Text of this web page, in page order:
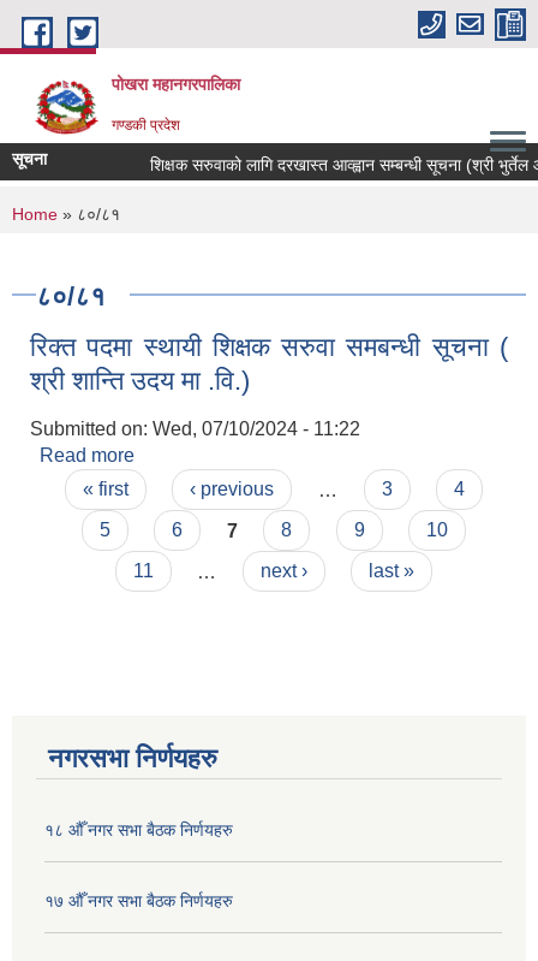
Skip to main content
पोखरा महानगरपालिका
गण्डकी प्रदेश
सूचना शिक्षक सरुवाको लागि दरखास्त आव्ह्वान सम्बन्धी सूचना (श्री भुर्तेल
You are here
Home » ८०/८१
८०/८१
रिक्त पदमा स्थायी शिक्षक सरुवा समबन्धी सूचना (
श्री शान्ति उदय मा .वि.)
Submitted on: Wed, 07/10/2024 - 11:22
Read more
श्री शान्ति उदय मा .वि.)
Pages
« first ‹ previous 3
4
5
6 7 8 9
10
11
next › last »
नगरसभा निर्णयहरु
१८ औँ नगर सभा बैठक निर्णयहरु
१७ औँ नगर सभा बैठक निर्णयहरु